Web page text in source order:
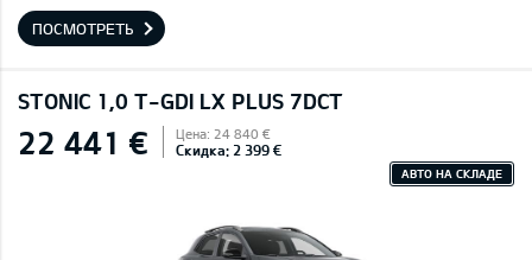
ПОСМОТРЕТЬ
STONIC 1,0 T-GDI LX PLUS 7DCT
22 441 € Цена: 24 840 €
Скидка: 2 399 €
АВТО НА СКЛАДЕ